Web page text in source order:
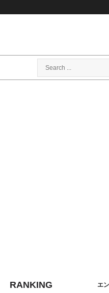
RANKING エ